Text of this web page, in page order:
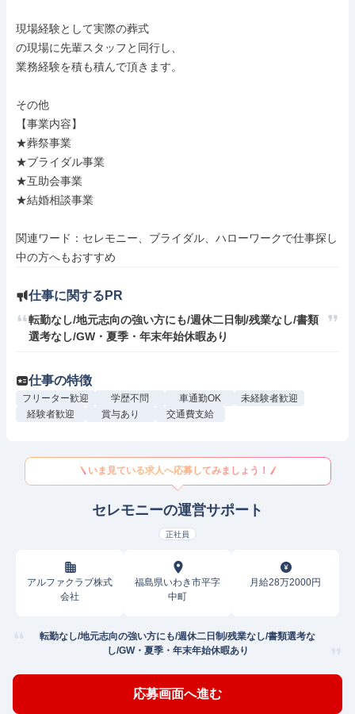
現場経験として実際の葬式
の現場に先輩スタッフと同行し、
業務経験を積も積んで頂きます。
その他
【事業内容】
★葬祭事業
★ブライダル事業
★互助会事業
★結婚相談事業
関連ワード：セレモニー、ブライダル、ハローワークで仕事探し
中の方へもおすすめ
仕事に関するPR
転勤なし/地元志向の強い方にも/週休二日制/残業なし/書類
選考なし/GW・夏季・年末年始休暇あり
仕事の特徴
フリーター歓迎 学歴不問 車通勤OK
未経験者歓迎
経験者歓迎
賞与あり 交通費支給
いま見ている求人へ応募してみましょう！
セレモニーの運営サポート
正社員
アルファクラブ株式
会社
福島県いわき市平字
中町
月給28万2000円
転勤なし/地元志向の強い方にも/週休二日制/残業なし/書類選考な
し/GW・夏季・年末年始休暇あり
応募画面へ進む